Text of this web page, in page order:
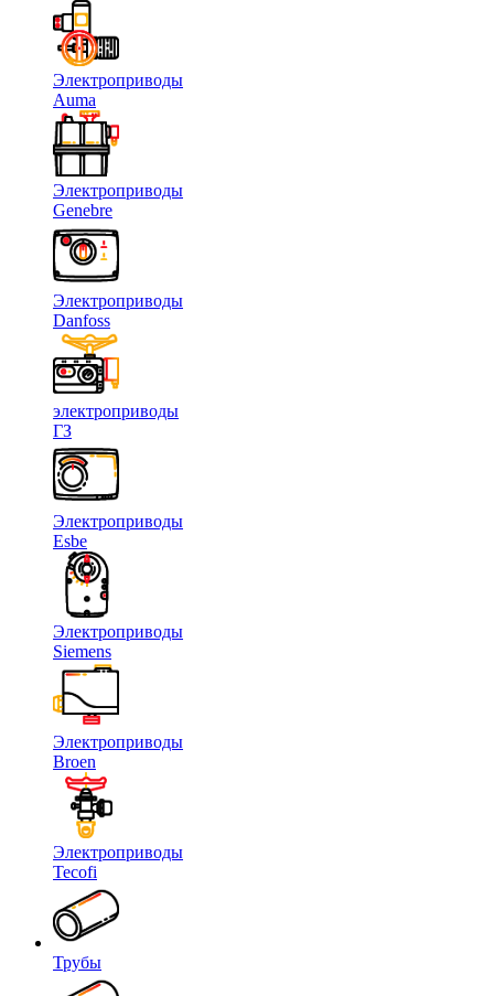
Электроприводы
Auma
Электроприводы
Genebre
Электроприводы
Danfoss
электроприводы
ГЗ
Электроприводы
Esbe
Электроприводы
Siemens
Электроприводы
Broen
Электроприводы
Tecofi
Трубы